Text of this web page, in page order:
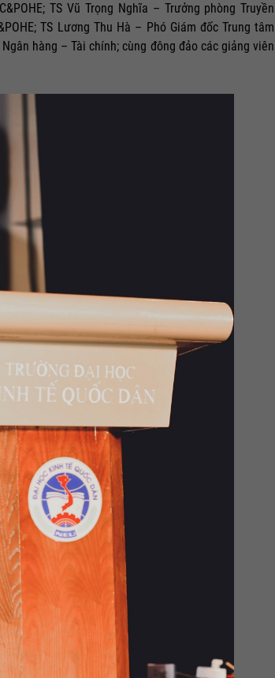
TS Vũ Trọng Nghĩa – Trưởng phòng Truyền
TS Lương Thu Hà – Phó Giám đốc Trung tâm
hàng – Tài chính; cùng đông đảo các giảng viên